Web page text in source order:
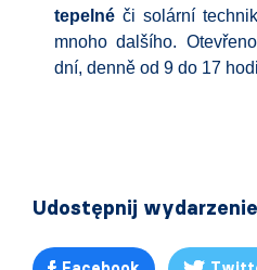
tepelné či solární
mnoho dalšího.
dní, denně od 9 do 17
Udostępnij wydarzenie